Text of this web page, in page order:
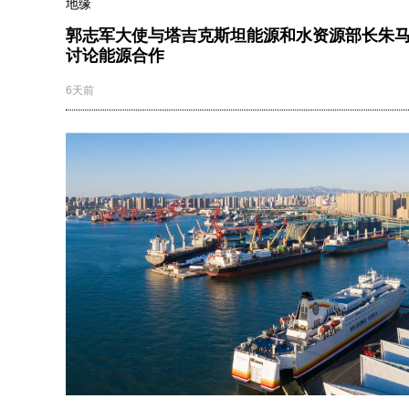
地缘
郭志军大使与塔吉克斯坦能源和水资源部长朱
讨论能源合作
6天前